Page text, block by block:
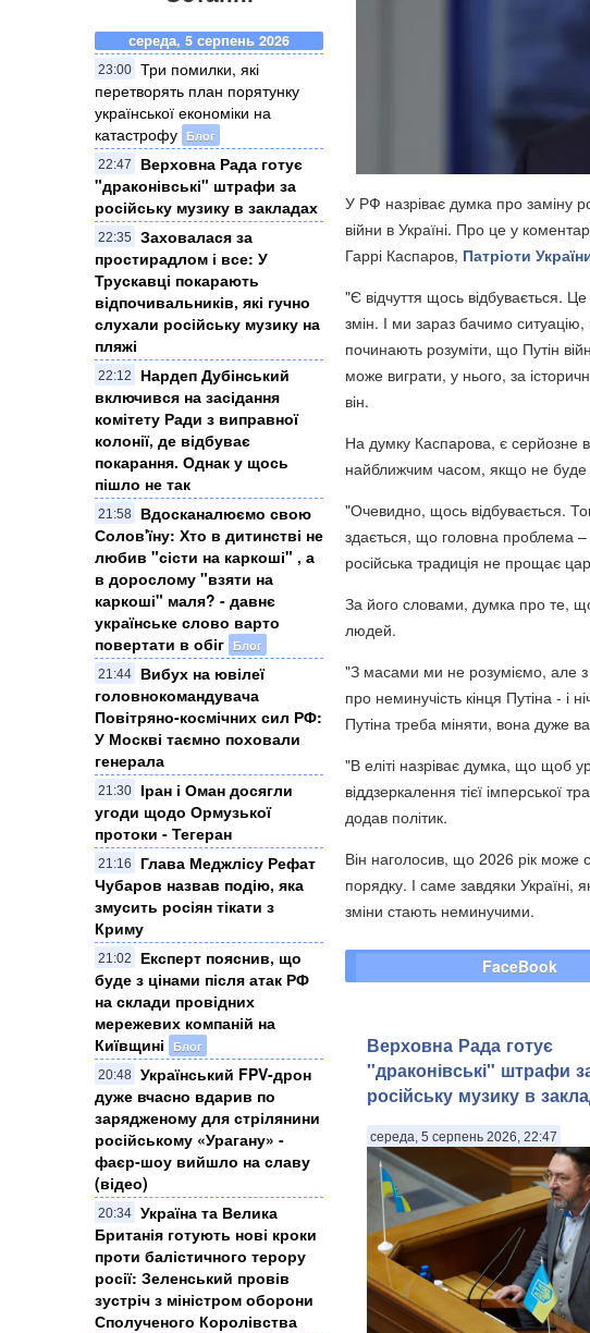
середа, 5 серпень 2026
23:00 Три помилки, які
перетворять план порятунку
української економіки на
катастрофу Блог
22:47
Верховна Рада готує
"драконівські" штрафи за
російську музику в закладах
22:35
Заховалася за
простирадлом і все: У
Трускавці покарають
відпочивальників, які гучно
слухали російську музику на
пляжі
22:12
Нардеп Дубінський
включився на засідання
комітету Ради з виправної
колонії, де відбуває
покарання. Однак у щось
пішло не так
21:58
Вдосканалюємо свою
Солов'їну: Хто в дитинстві не
любив "сісти на каркоші" , а
в дорослому "взяти на
каркоші" маля? - давнє
українське слово варто
повертати в обіг Блог
21:44
Вибух на ювілеї
головнокомандувача
Повітряно-космічних сил РФ:
У Москві таємно поховали
генерала
21:30
Іран і Оман досягли
угоди щодо Ормузької
протоки - Тегеран
21:16
Глава Меджлісу Рефат
Чубаров назвав подію, яка
змусить росіян тікати з
Криму
21:02
Експерт пояснив, що
буде з цінами після атак РФ
на склади провідних
мережевих компаній на
Київщині
Блог
20:48 Український FPV-дрон
дуже вчасно вдарив по
зарядженому для стрілянини
російському «Урагану» -
фаєр-шоу вийшло на славу
(відео)
20:34 Україна та Велика
Британія готують нові кроки
проти балістичного терору
росії: Зеленський провів
зустріч з міністром оборони
Сполученого Королівства
У РФ назріває думка про заміну
війни в Україні. Про це у
Гаррі Каспаров, Патріоти
"Є відчуття щось відбувається.
змін. І ми зараз бачимо
починають розуміти, що Путін
може виграти, у нього, за
він.
На думку Каспарова, є серйозне
найближчим часом, якщо не буде
"Очевидно, щось відбувається.
здається, що головна проблема
російська традиція не прощає
За його словами, думка про те,
людей.
"З масами ми не розуміємо, але
про неминучість кінця Путіна -
Путіна треба міняти, вона дуже
"В еліті назріває думка, що щоб
віддзеркалення тієї імперської
додав політик.
Він наголосив, що 2026 рік може
порядку. І саме завдяки Україні,
зміни стають неминучими.
FaceBook
Верховна Рада готує
"драконівські" штрафи
російську музику в
середа, 5 серпень 2026, 22:47